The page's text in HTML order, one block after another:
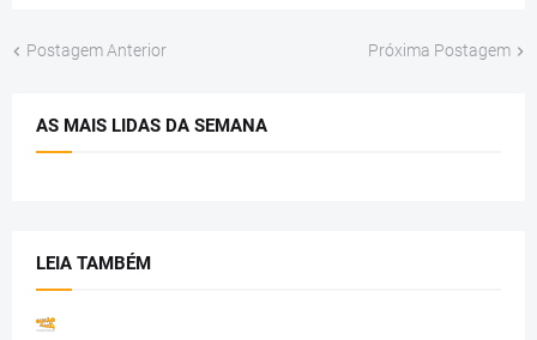
Postagem Anterior Próxima Postagem
AS MAIS LIDAS DA SEMANA
LEIA TAMBÉM